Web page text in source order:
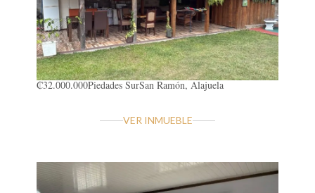
₡32.000.000Piedades SurSan Ramón, Alajuela
VER INMUEBLE